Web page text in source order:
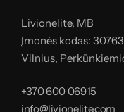
Livionelite, MB
Įmonės kodas:
Vilnius,
+370 600 06915
info@livionelite.com